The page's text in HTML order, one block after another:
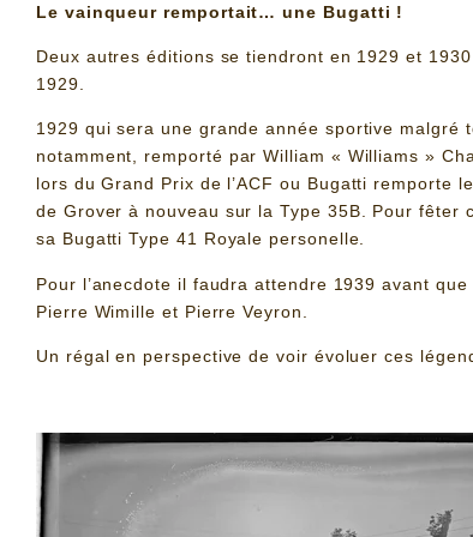
Le vainqueur remportait… une Bugatti !
Deux autres éditions se tiendront en 1929 et
1929.
1929 qui sera une grande année sportive malgré
notamment, remporté par William « Williams »
lors du Grand Prix de l’ACF ou Bugatti remporte
de Grover à nouveau sur la Type 35B. Pour fêter
sa Bugatti Type 41 Royale personelle.
Pour l’anecdote il faudra attendre 1939 avant
Pierre Wimille et Pierre Veyron.
Un régal en perspective de voir évoluer ces